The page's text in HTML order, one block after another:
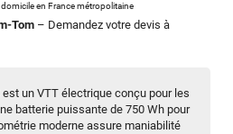
un VTT électrique conçu pour les
batterie puissante de 750 Wh pour
moderne assure maniabilité
en France métropolitaine
Tom – Demandez votre devis à